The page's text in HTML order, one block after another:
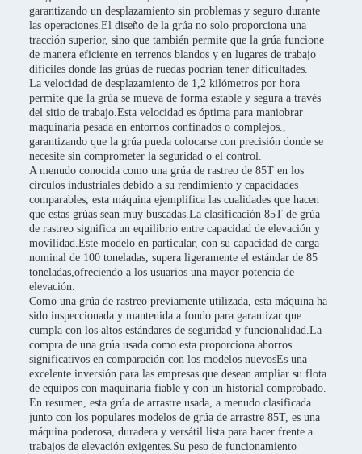
garantizando un desplazamiento sin problemas y seguro durante
las operaciones.El diseño de la grúa no solo proporciona una
tracción superior, sino que también permite que la grúa funcione
de manera eficiente en terrenos blandos y en lugares de trabajo
difíciles donde las grúas de ruedas podrían tener dificultades.
La velocidad de desplazamiento de 1,2 kilómetros por hora
permite que la grúa se mueva de forma estable y segura a través
del sitio de trabajo.Esta velocidad es óptima para maniobrar
maquinaria pesada en entornos confinados o complejos.,
garantizando que la grúa pueda colocarse con precisión donde se
necesite sin comprometer la seguridad o el control.
A menudo conocida como una grúa de rastreo de 85T en los
círculos industriales debido a su rendimiento y capacidades
comparables, esta máquina ejemplifica las cualidades que hacen
que estas grúas sean muy buscadas.La clasificación 85T de grúa
de rastreo significa un equilibrio entre capacidad de elevación y
movilidad.Este modelo en particular, con su capacidad de carga
nominal de 100 toneladas, supera ligeramente el estándar de 85
toneladas,ofreciendo a los usuarios una mayor potencia de
elevación.
Como una grúa de rastreo previamente utilizada, esta máquina ha
sido inspeccionada y mantenida a fondo para garantizar que
cumpla con los altos estándares de seguridad y funcionalidad.La
compra de una grúa usada como esta proporciona ahorros
significativos en comparación con los modelos nuevosEs una
excelente inversión para las empresas que desean ampliar su flota
de equipos con maquinaria fiable y con un historial comprobado.
En resumen, esta grúa de arrastre usada, a menudo clasificada
junto con los populares modelos de grúa de arrastre 85T, es una
máquina poderosa, duradera y versátil lista para hacer frente a
trabajos de elevación exigentes.Su peso de funcionamiento